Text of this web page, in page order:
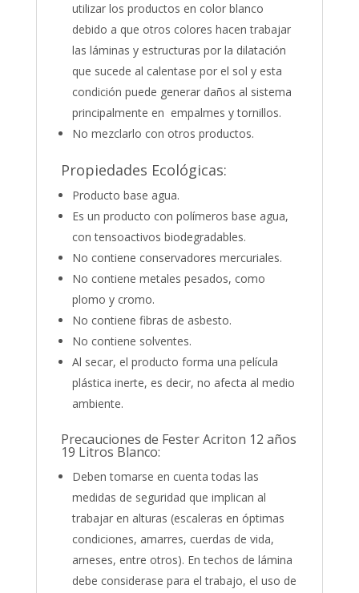
utilizar los productos en color blanco
debido a que otros colores hacen trabajar
las láminas y estructuras por la dilatación
que sucede al calentase por el sol y esta
condición puede generar daños al sistema
principalmente en empalmes y tornillos.
No mezclarlo con otros productos.
Propiedades Ecológicas:
Producto base agua.
Es un producto con polímeros base agua,
con tensoactivos biodegradables.
No contiene conservadores mercuriales.
No contiene metales pesados, como
plomo y cromo.
No contiene fibras de asbesto.
No contiene solventes.
Al secar, el producto forma una película
plástica inerte, es decir, no afecta al medio
ambiente.
Precauciones de Fester Acriton 12 años
19 Litros Blanco:
Deben tomarse en cuenta todas las
medidas de seguridad que implican al
trabajar en alturas (escaleras en óptimas
condiciones, amarres, cuerdas de vida,
arneses, entre otros). En techos de lámina
debe considerase para el trabajo, el uso de